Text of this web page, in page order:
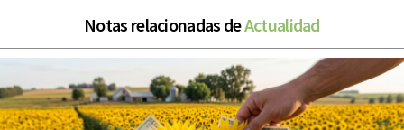
Notas relacionadas deActualidad